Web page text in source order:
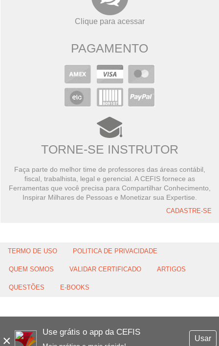
×
Use grátis o app da CEFIS
Usar
Clique para acessar
PAGAMENTO
TORNE-SE INSTRUTOR
Faça parte do melhor time de professores das áreas contábil,
fiscal, trabalhista, legal e gerencial. A CEFIS fornece as
Ferramentas que você precisa para Compartilhar Conhecimento,
Inspirar Milhares de Pessoas e Monetizar sua Expertise.
CADASTRE-SE
TERMO DE USO POLITICA DE PRIVACIDADE
QUEM SOMOS VALIDAR CERTIFICADO ARTIGOS
QUESTÕES E-BOOKS